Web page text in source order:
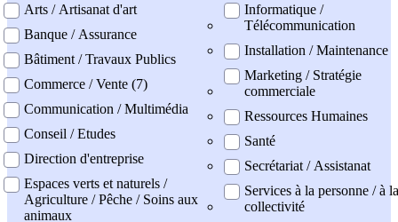
Arts / Artisanat d'art
Banque / Assurance
Bâtiment / Travaux Publics
Commerce / Vente (7)
Communication / Multimédia
Conseil / Etudes
Direction d'entreprise
Espaces verts et naturels /
Agriculture / Pêche / Soins aux
animaux
Informatique /
Télécommunication
Installation / Maintenance
Marketing / Stratégie
commerciale
Ressources Humaines
Santé
Secrétariat / Assistanat
Services à la personne / à la
collectivité